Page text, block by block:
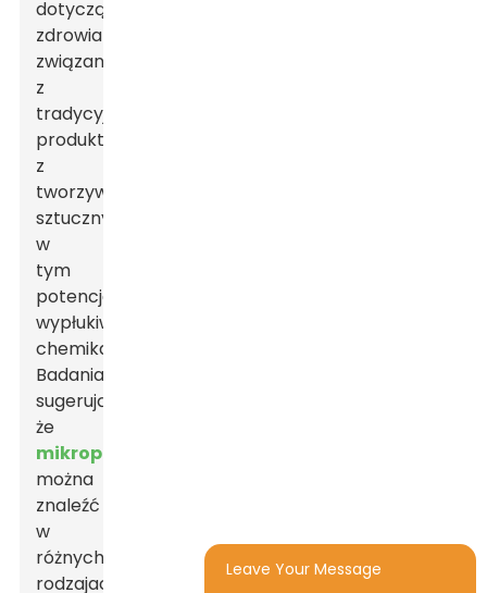
dotyczące
zdrowia
związane
z
tradycyjnymi
produktami
z
tworzyw
sztucznych,
w
tym
potencjalne
wypłukiwanie
chemikaliów.
Badania
sugerują,
że
mikroplastik
można
znaleźć
w
różnych
rodzajach
Leave Your Message